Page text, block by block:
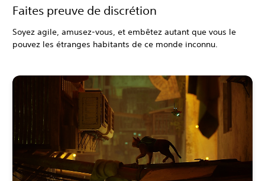
Faites preuve de discrétion
Soyez agile, amusez-vous, et embêtez autant que vous le
pouvez les étranges habitants de ce monde inconnu.